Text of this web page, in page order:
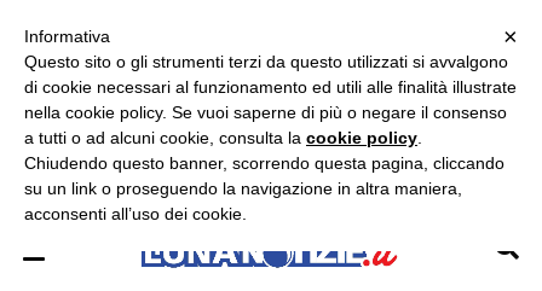
ASCOLTA RADIO LUNA
×
×
Informativa
Questo sito o gli strumenti terzi da questo utilizzati si avvalgono
di cookie necessari al funzionamento ed utili alle finalità illustrate
nella cookie policy. Se vuoi saperne di più o negare il consenso
a tutti o ad alcuni cookie, consulta la cookie policy
Chiudendo questo banner, scorrendo questa pagina, cliccando
su un link o proseguendo la navigazione in altra maniera,
acconsenti all’uso dei cookie.